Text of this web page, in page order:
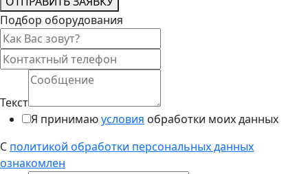
Подбор оборудования
Текст
Я принимаюусловия обработки моих данных
С политикой обработки персональных данных
ознакомлен